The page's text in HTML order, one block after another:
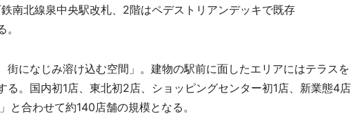
南北線泉中央駅改札、2階はペデストリアンデッキで既存
になじみ溶け込む空間」。建物の駅前に面したエリアにはテラスを
る。国内初1店、東北初2店、ショッピングセンター初1店、新業態4店
と合わせて約140店舗の規模となる。